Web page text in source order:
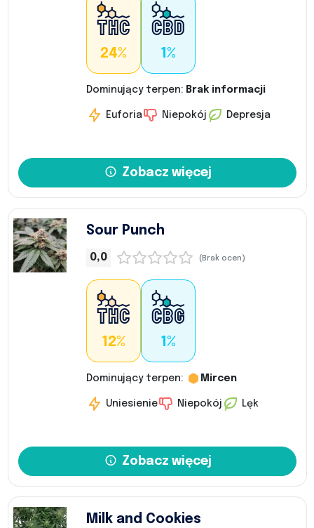
24% 1%
Dominujący terpen: Brak informacji
Euforia Niepokój Depresja
Zobacz więcej
Sour Punch
0,0 (Brak ocen)
12% 1%
Dominujący terpen: Mircen
Uniesienie Niepokój Lęk
Zobacz więcej
Milk and Cookies